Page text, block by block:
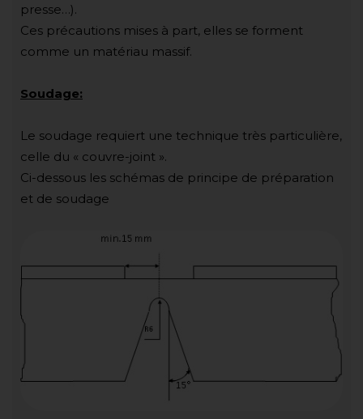
presse…).
Ces précautions mises à part, elles se forment
comme un matériau massif.
Soudage:
Le soudage requiert une technique très particulière,
celle du « couvre-joint ».
Ci-dessous les schémas de principe de préparation
et de soudage